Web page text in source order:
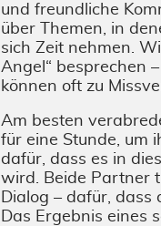
und freundliche
über Themen, in
sich Zeit nehmen.
Angel“ besprechen
können oft zu
Am besten
für eine Stunde, um
dafür, dass es in
wird. Beide Partner
Dialog – dafür,
Das Ergebnis eines